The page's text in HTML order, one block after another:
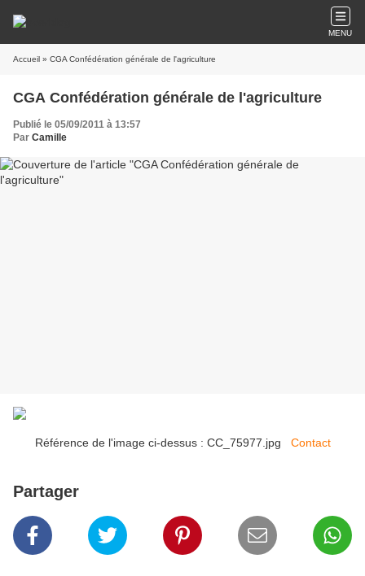
MENU
Accueil » CGA Confédération générale de l'agriculture
CGA Confédération générale de l'agriculture
Publié le 05/09/2011 à 13:57
Par Camille
Référence de l'image ci-dessus : CC_75977.jpg Contact
Partager